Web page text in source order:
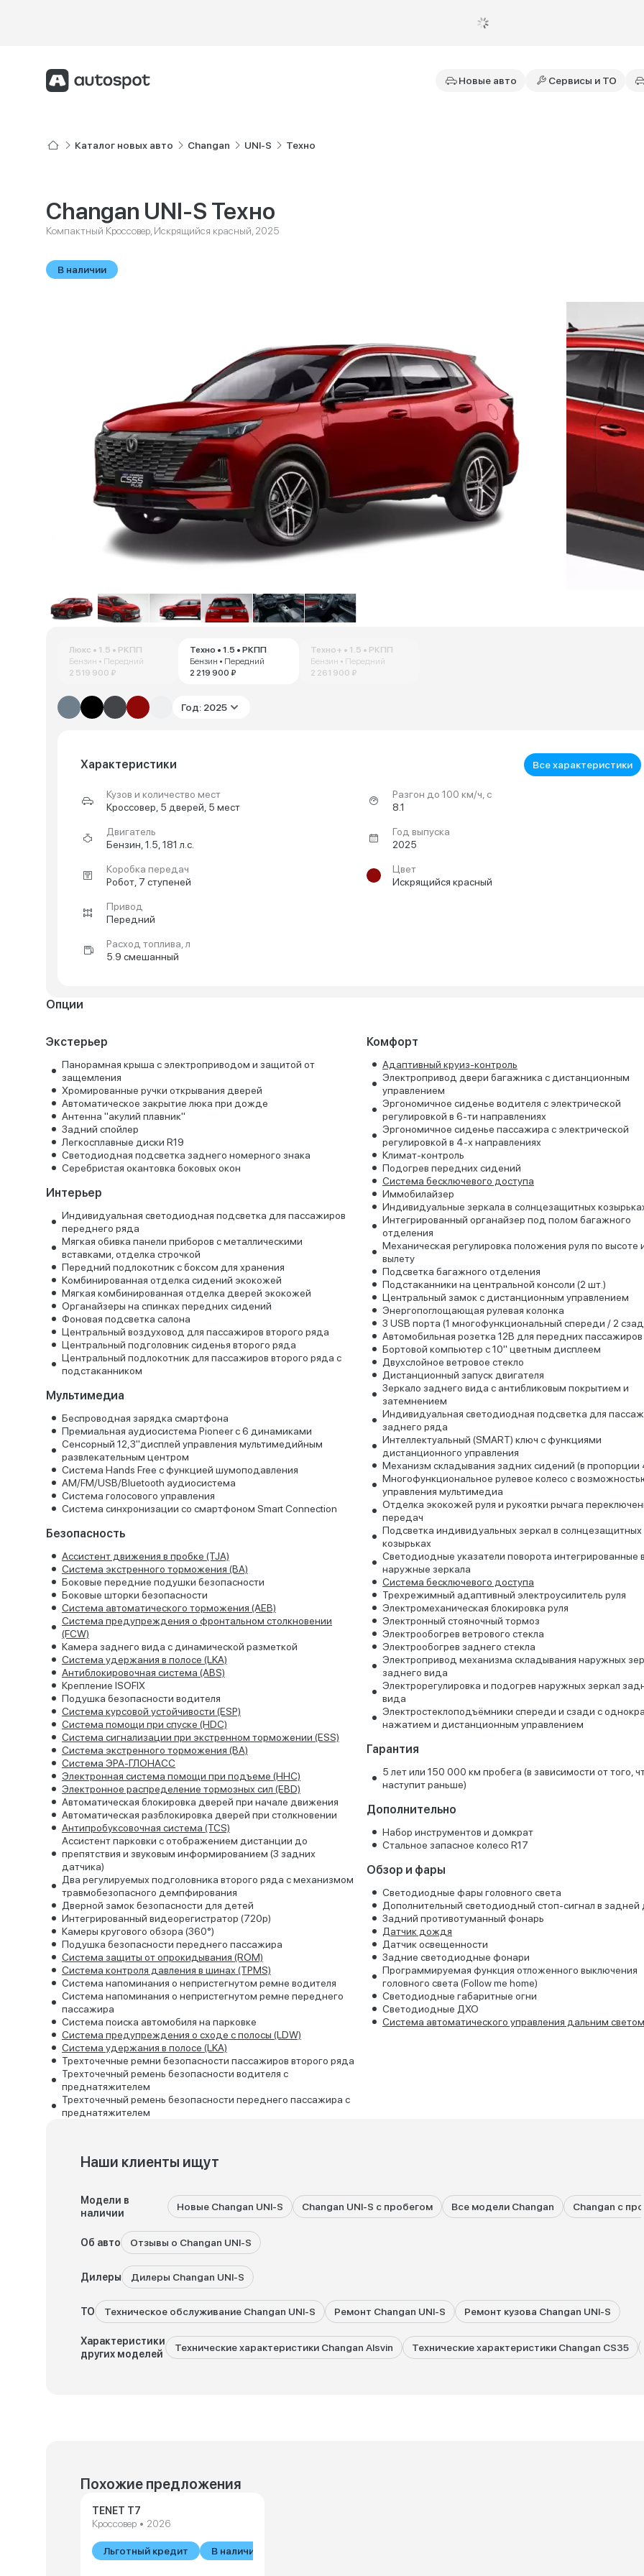
Новые авто Сервисы и ТО
Каталог новых авто Changan UNI-S Техно
Changan UNI-S Техно
Компактный Кроссовер, Искрящийся красный, 2025
В наличии
Люкс • 1.5 • РКПП
Бензин • Передний
2 519 900 ₽
Техно • 1.5 • РКПП
Бензин • Передний
2 219 900 ₽
Техно+ • 1.5 • РКПП
Бензин • Передний
2 261 900 ₽
Год: 2025
Характеристики Все характеристики
Кузов и количество мест
Кроссовер, 5 дверей, 5 мест
Двигатель
Бензин, 1.5, 181 л.с.
Коробка передач
Робот, 7 ступеней
Привод
Передний
Расход топлива, л
5.9 смешанный
Разгон до 100 км/ч, с
8.1
Год выпуска
2025
Цвет
Искрящийся красный
Опции
Экстерьер
Панорамная крыша с электроприводом и защитой от
защемления
Хромированные ручки открывания дверей
Автоматическое закрытие люка при дожде
Антенна "акулий плавник"
Задний спойлер
Легкосплавные диски R19
Светодиодная подсветка заднего номерного знака
Серебристая окантовка боковых окон
Интерьер
Индивидуальная светодиодная подсветка для пассажиров
переднего ряда
Мягкая обивка панели приборов с металлическими
вставками, отделка строчкой
Передний подлокотник с боксом для хранения
Комбинированная отделка сидений экокожей
Мягкая комбинированная отделка дверей экокожей
Органайзеры на спинках передних сидений
Фоновая подсветка салона
Центральный воздуховод для пассажиров второго ряда
Центральный подголовник сиденья второго ряда
Центральный подлокотник для пассажиров второго ряда с
подстаканником
Мультимедиа
Беспроводная зарядка смартфона
Премиальная аудиосистема Pioneer с 6 динамиками
Сенсорный 12,3"дисплей управления мультимедийным
развлекательным центром
Система Hands Free с функцией шумоподавления
AM/FM/USB/Bluetooth аудиосистема
Система голосового управления
Система синхронизации со смартфоном Smart Connection
Безопасность
Ассистент движения в пробке (TJA)
Система экстренного торможения (BA)
Боковые передние подушки безопасности
Боковые шторки безопасности
Система автоматического торможения (AEB)
Система предупреждения о фронтальном столкновении
(FCW)
Камера заднего вида с динамической разметкой
Система удержания в полосе (LKA)
Антиблокировочная система (ABS)
Крепление ISOFIX
Подушка безопасности водителя
Система курсовой устойчивости (ESP)
Система помощи при спуске (HDC)
Система сигнализации при экстренном торможении (ESS)
Система экстренного торможения (BA)
Система ЭРА-ГЛОНАСС
Электронная система помощи при подъеме (HHC)
Электронное распределение тормозных сил (EBD)
Автоматическая блокировка дверей при начале движения
Автоматическая разблокировка дверей при столкновении
Антипробуксовочная система (TCS)
Ассистент парковки c отображением дистанции до
препятствия и звуковым информированием (3 задних
датчика)
Два регулируемых подголовника второго ряда с механизмом
травмобезопасного демпфирования
Дверной замок безопасности для детей
Интегрированный видеорегистратор (720p)
Камеры кругового обзора (360°)
Подушка безопасности переднего пассажира
Система защиты от опрокидывания (ROM)
Система контроля давления в шинах (TPMS)
Система напоминания о непристегнутом ремне водителя
Система напоминания о непристегнутом ремне переднего
пассажира
Система поиска автомобиля на парковке
Система предупреждения о сходе с полосы (LDW)
Система удержания в полосе (LKA)
Трехточечные ремни безопасности пассажиров второго ряда
Трехточечный ремень безопасности водителя с
преднатяжителем
Трехточечный ремень безопасности переднего пассажира с
преднатяжителем
Комфорт
Адаптивный круиз-контроль
Электропривод двери багажника с дистанционным
управлением
Эргономичное сиденье водителя с электрической
регулировкой в 6-ти направлениях
Эргономичное сиденье пассажира с электрической
регулировкой в 4-х направлениях
Климат-контроль
Подогрев передних сидений
Система бесключевого доступа
Иммобилайзер
Индивидуальные зеркала в солнцезащитных
Интегрированный органайзер под полом багажного
отделения
Механическая регулировка положения руля по высоте
вылету
Подсветка багажного отделения
Подстаканники на центральной консоли (2 шт.)
Центральный замок с дистанционным управлением
Энергопоглощающая рулевая колонка
3 USB порта (1 многофункциональный спереди / 2
Автомобильная розетка 12В для передних пассажиров
Бортовой компьютер с 10" цветным дисплеем
Двухслойное ветровое стекло
Дистанционный запуск двигателя
Зеркало заднего вида с антибликовым покрытием и
затемнением
Индивидуальная светодиодная подсветка для
заднего ряда
Интеллектуальный (SMART) ключ с функциями
дистанционного управления
Механизм складывания задних сидений (в
Многофункциональное рулевое колесо с
управления мультимедиа
Отделка экокожей руля и рукоятки рычага
передач
Подсветка индивидуальных зеркал в солнцезащитных
козырьках
Светодиодные указатели поворота интегрированные в
наружные зеркала
Система бесключевого доступа
Трехрежимный адаптивный электроусилитель руля
Электромеханическая блокировка руля
Электронный стояночный тормоз
Электрообогрев ветрового стекла
Электрообогрев заднего стекла
Электропривод механизма складывания наружных
заднего вида
Электрорегулировка и подогрев наружных зеркал
вида
Электростеклоподъёмники спереди и сзади с
нажатием и дистанционным управлением
Гарантия
5 лет или 150 000 км пробега (в зависимости от того,
наступит раньше)
Дополнительно
Набор инструментов и домкрат
Стальное запасное колесо R17
Обзор и фары
Светодиодные фары головного света
Дополнительный светодиодный стоп-сигнал в задней
Задний противотуманный фонарь
Датчик дождя
Датчик освещенности
Задние светодиодные фонари
Программируемая функция отложенного выключения
головного света (Follow me home)
Светодиодные габаритные огни
Светодиодные ДХО
Система автоматического управления дальним
Наши клиенты ищут
Модели в
наличии
Новые Changan UNI-S Changan UNI-S с пробегом Все модели Changan Changan с
Об авто Отзывы о Changan UNI-S
Дилеры Дилеры Changan UNI-S
ТО Техническое обслуживание Changan UNI-S Ремонт Changan UNI-S Ремонт кузова Changan UNI-S
Характеристики
других моделей
Технические характеристики Changan Alsvin Технические характеристики Changan CS35
Похожие предложения
TENET T7
Кроссовер • 2026
Льготный кредит В наличии